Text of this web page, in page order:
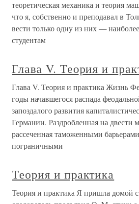
теоретическая механика и теория
что я, собственно и преподавал в
вести только одну из них —
студентам
Глава V. Теория и
Глава V. Теория и практика Жизнь
годы начавшегося распада
запоздалого развития
Германии. Раздробленная на двести
рассеченная таможенными
пограничными
Теория и практика
Теория и практика Я пришла домой с